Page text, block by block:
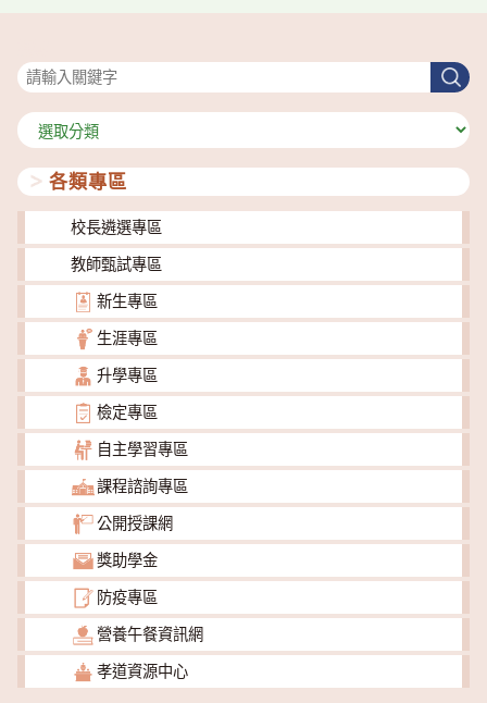
搜
尋
分
類
各類專區
校長遴選專區
教師甄試專區
新生專區
生涯專區
升學專區
檢定專區
自主學習專區
課程諮詢專區
公開授課網
獎助學金
防疫專區
營養午餐資訊網
孝道資源中心